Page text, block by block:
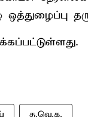
ஒத்துழைப்பு
த.வெ.க.